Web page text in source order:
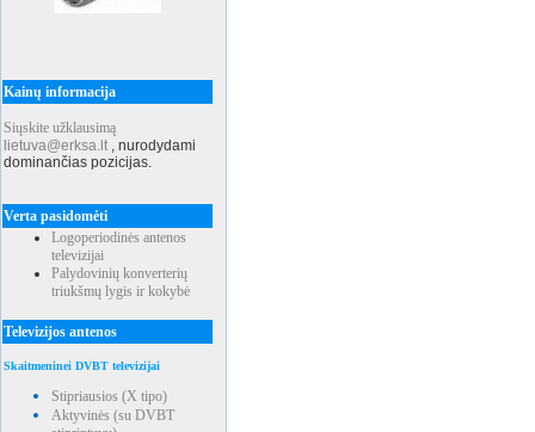
Kainų informacija
Siųskite užklausimą
lietuva@erksa.lt , nurodydami
dominančias pozicijas.
Verta pasidomėti
Logoperiodinės antenos
televizijai
Palydovinių konverterių
triukšmų lygis ir kokybė
Televizijos antenos
Skaitmeninei DVBT televizijai
Stipriausios (X tipo)
Aktyvinės (su DVBT